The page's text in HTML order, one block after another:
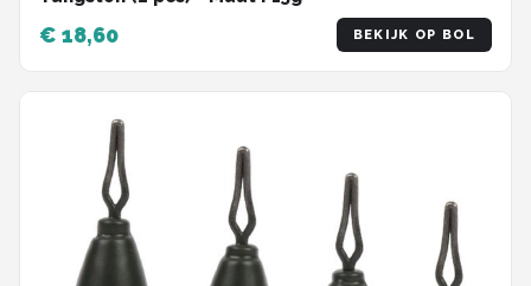
€ 18,60 BEKIJK OP BOL